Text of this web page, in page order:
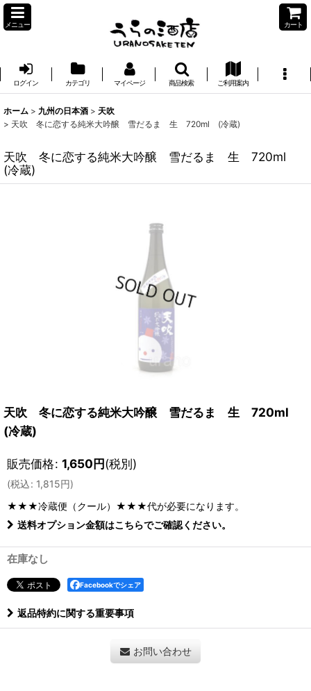
メニュー カート
ログイン カテゴリ マイページ 商品検索 ご利用案内
ホーム > 九州の日本酒 > 天吹
> 天吹 冬に恋する純米大吟醸 雪だるま 生 720ml (冷蔵)
天吹 冬に恋する純米大吟醸 雪だるま 生 720ml
(冷蔵)
天吹 冬に恋する純米大吟醸 雪だるま 生 720ml
(冷蔵)
販売価格: 1,650円(税別)
(税込: 1,815円)
★★★冷蔵便（クール）★★★代が必要になります。
送料オプション金額はこちらでご確認ください。
在庫なし
Facebookでシェア
返品特約に関する重要事項
お問い合わせ